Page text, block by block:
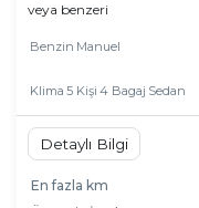
veya benzeri
Benzin Manuel
Klima 5 Kişi 4 Bagaj Sedan
Detaylı Bilgi
En fazla km